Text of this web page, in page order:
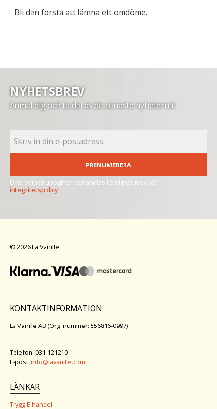
Bli den första att lämna ett omdöme.
NYHETSBREV
Anmäl dig och ta del av de senaste nyheterna!
PRENUMERERA
Dina personuppgifter behandlas i enlighet med vår
integritetspolicy.
© 2026 La Vanille
KONTAKTINFORMATION
La Vanille AB (Org. nummer: 556816-0997)
Telefon: 031-121210
E-post: info@lavanille.com
LÄNKAR
Trygg E-handel